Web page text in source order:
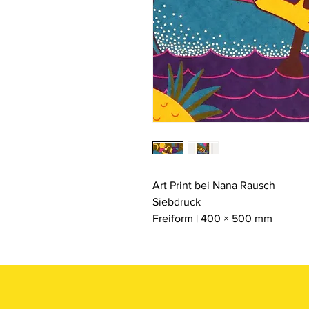
Art Print bei Nana Rausch
Siebdruck
Freiform | 400 × 500 mm